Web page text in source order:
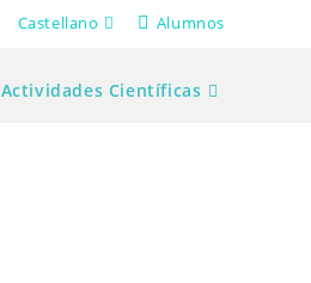
Castellano Alumnos
Actividades Científicas